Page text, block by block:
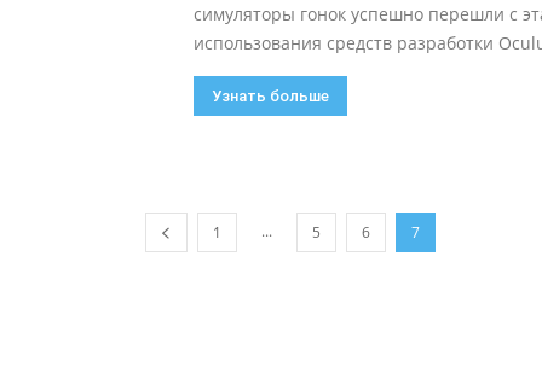
симуляторы гонок успешно перешли с
использования средств разработки
Узнать больше
1 ... 5 6 7